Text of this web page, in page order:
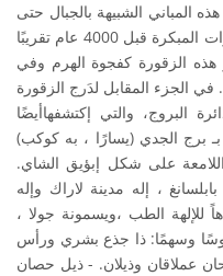
المباني الشبيهة بالجبال حتى
قبل اختراع النصوص حيث ظهرت الزقورات المبكرة قبل 4000 عام تقريبًا
هذه الزقورة كفجوة الهرم وفي
في الجزء المقابل لدَرج الزقورة
البروج، والتي إكتشفهاأيضًا
بـ برج الجدي (يسارًا ، به كوكب)
على شكل إبؤيق الشاي.
، إله مدينة لاراك وإله
للإلهة الطب ،ويسمونة جولا ،
وسهمًا: ذا جذع بشري ورأس
عملاقان وذيلان. - ذيل حصان